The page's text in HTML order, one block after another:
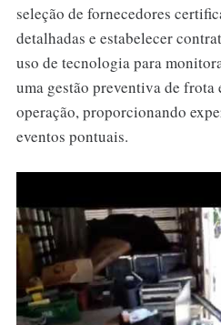
seleção de fornecedores
detalhadas e estabelecer
uso de tecnologia para
uma gestão preventiva de
operação, proporcionando
eventos pontuais.